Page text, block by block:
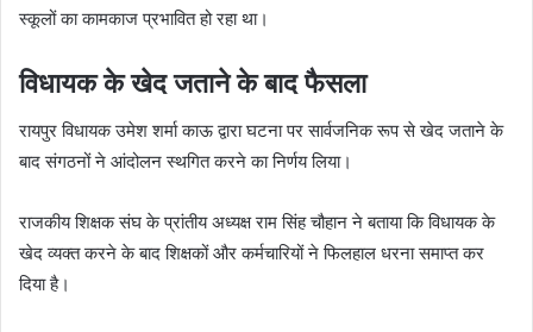
स्कूलों का कामकाज प्रभावित हो रहा था।
विधायक के खेद जताने के बाद फैसला
रायपुर विधायकउमेश शर्मा काऊद्वारा घटना पर सार्वजनिक रूप से खेद जताने के
बाद संगठनों ने आंदोलन स्थगित करने का निर्णय लिया।
राजकीय शिक्षक संघके प्रांतीय अध्यक्षराम सिंह चौहानने बताया कि विधायक के
खेद व्यक्त करने के बाद शिक्षकों और कर्मचारियों ने फिलहाल धरना समाप्त कर
दिया है।